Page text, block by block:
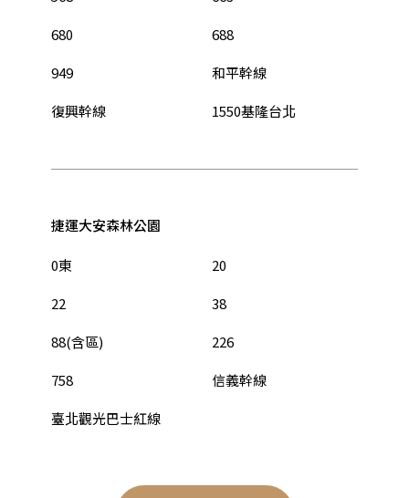
680
688
949
和平幹線
復興幹線
1550基隆台北
捷運大安森林公園
0東
20
22
38
88(含區)
226
758
信義幹線
臺北觀光巴士紅線